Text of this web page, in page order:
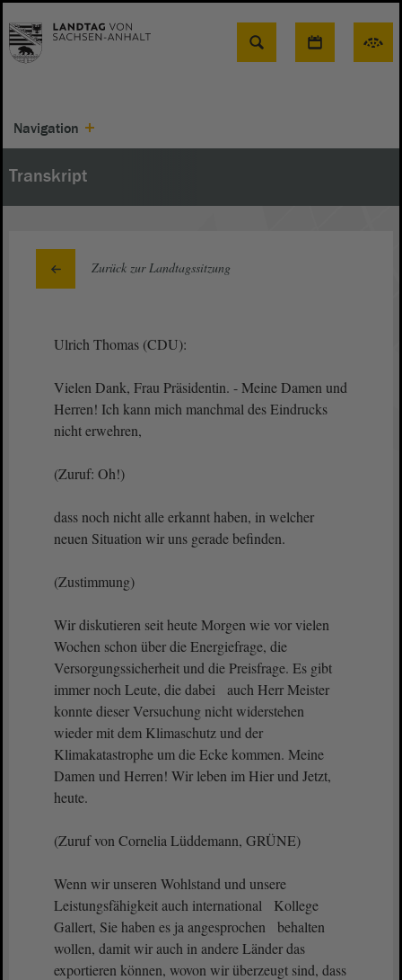
Suche
Navigation
Transkript
Zurück zur Landtagssitzung
Ulrich Thomas (CDU):
Vielen Dank, Frau Präsidentin. - Meine Damen und
Herren! Ich kann mich manchmal des Eindrucks
nicht erwehren,
(Zuruf: Oh!)
dass noch nicht alle erkannt haben, in welcher
neuen Situation wir uns gerade befinden.
(Zustimmung)
Wir diskutieren seit heute Morgen wie vor vielen
Wochen schon über die Energiefrage, die
Versorgungssicherheit und die Preisfrage. Es gibt
immer noch Leute, die dabei auch Herr Meister
konnte dieser Versuchung nicht widerstehen
wieder mit dem Klimaschutz und der
Klimakatastrophe um die Ecke kommen. Meine
Damen und Herren! Wir leben im Hier und Jetzt,
heute.
(Zuruf von Cornelia Lüddemann, GRÜNE)
Wenn wir unseren Wohlstand und unsere
Leistungsfähigkeit auch international Kollege
Gallert, Sie haben es ja angesprochen behalten
wollen, damit wir auch in andere Länder das
exportieren können, wovon wir überzeugt sind, dass